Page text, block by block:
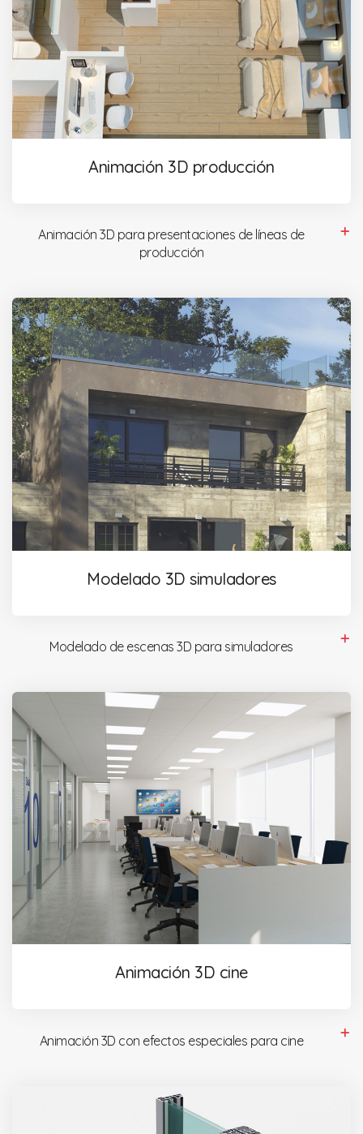
Animación 3D producción
Animación 3D para presentaciones de líneas de
producción
Modelado 3D simuladores
Modelado de escenas 3D para simuladores
Animación 3D cine
Animación 3D con efectos especiales para cine